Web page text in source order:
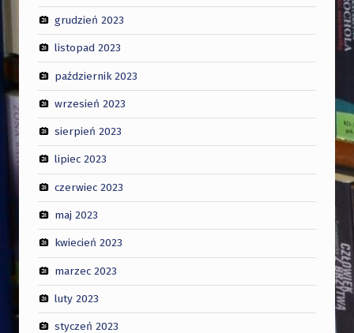
grudzień 2023
listopad 2023
październik 2023
wrzesień 2023
sierpień 2023
lipiec 2023
czerwiec 2023
maj 2023
kwiecień 2023
marzec 2023
luty 2023
styczeń 2023